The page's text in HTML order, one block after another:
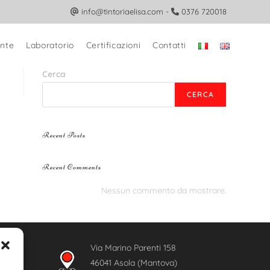
info@tintoriaelisa.com - 0376 720018
Laboratorio Certificazioni Contatti
Cerca
CERCA
Recent Posts
Recent Comments
Nessun commento da mostrare.
Via Marino Parenti 158
46041 Asola (Mantova)